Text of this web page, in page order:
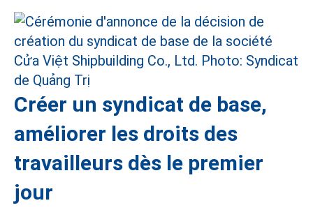
Créer un syndicat de base,
améliorer les droits des
travailleurs dès le premier
jour